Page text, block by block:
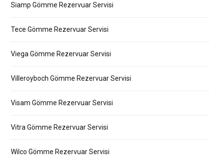
Siamp Gömme Rezervuar Servisi
Tece Gömme Rezervuar Servisi
Viega Gömme Rezervuar Servisi
Villeroyboch Gömme Rezervuar Servisi
Visam Gömme Rezervuar Servisi
Vitra Gömme Rezervuar Servisi
Wilco Gömme Rezervuar Servisi